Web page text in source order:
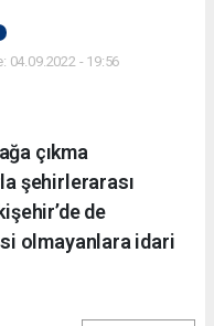
04.09.2022 - 19:56
çıkma
şehirlerarası
de
olmayanlara idari